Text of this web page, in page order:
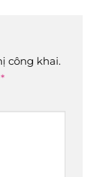
công khai.
*